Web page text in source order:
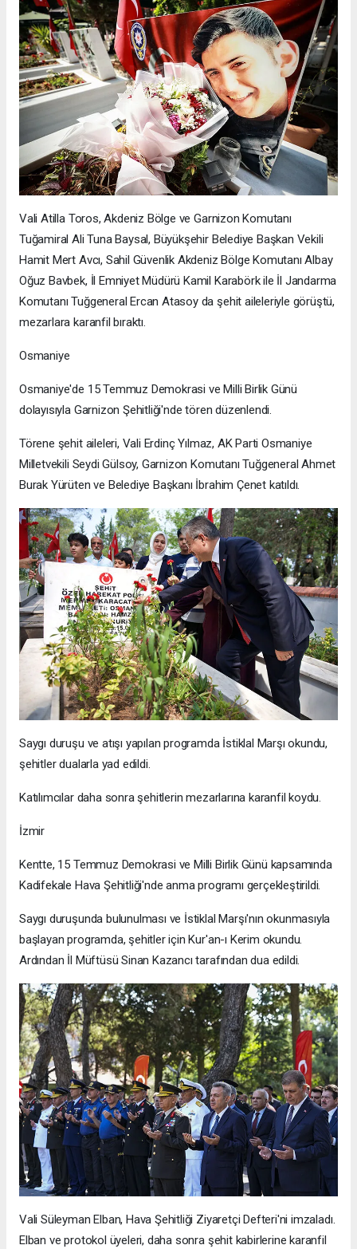
Vali Atilla Toros, Akdeniz Bölge ve Garnizon Komutanı
Tuğamiral Ali Tuna Baysal, Büyükşehir Belediye Başkan Vekili
Hamit Mert Avcı, Sahil Güvenlik Akdeniz Bölge Komutanı Albay
Oğuz Bavbek, İl Emniyet Müdürü Kamil Karabörk ile İl Jandarma
Komutanı Tuğgeneral Ercan Atasoy da şehit aileleriyle görüştü,
mezarlara karanfil bıraktı.
Osmaniye
Osmaniye'de 15 Temmuz Demokrasi ve Milli Birlik Günü
dolayısıyla Garnizon Şehitliği'nde tören düzenlendi.
Törene şehit aileleri, Vali Erdinç Yılmaz, AK Parti Osmaniye
Milletvekili Seydi Gülsoy, Garnizon Komutanı Tuğgeneral Ahmet
Burak Yürüten ve Belediye Başkanı İbrahim Çenet katıldı.
Saygı duruşu ve atışı yapılan programda İstiklal Marşı okundu,
şehitler dualarla yad edildi.
Katılımcılar daha sonra şehitlerin mezarlarına karanfil koydu.
İzmir
Kentte, 15 Temmuz Demokrasi ve Milli Birlik Günü kapsamında
Kadifekale Hava Şehitliği'nde anma programı gerçekleştirildi.
Saygı duruşunda bulunulması ve İstiklal Marşı'nın okunmasıyla
başlayan programda, şehitler için Kur'an-ı Kerim okundu.
Ardından İl Müftüsü Sinan Kazancı tarafından dua edildi.
Vali Süleyman Elban, Hava Şehitliği Ziyaretçi Defteri'ni imzaladı.
Elban ve protokol üyeleri, daha sonra şehit kabirlerine karanfil